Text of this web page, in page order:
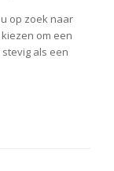
op zoek naar
om een
als een